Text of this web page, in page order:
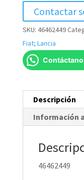
Contactar
SKU: 46462449
Fiat; Lancia
Descripción
Información
46462449